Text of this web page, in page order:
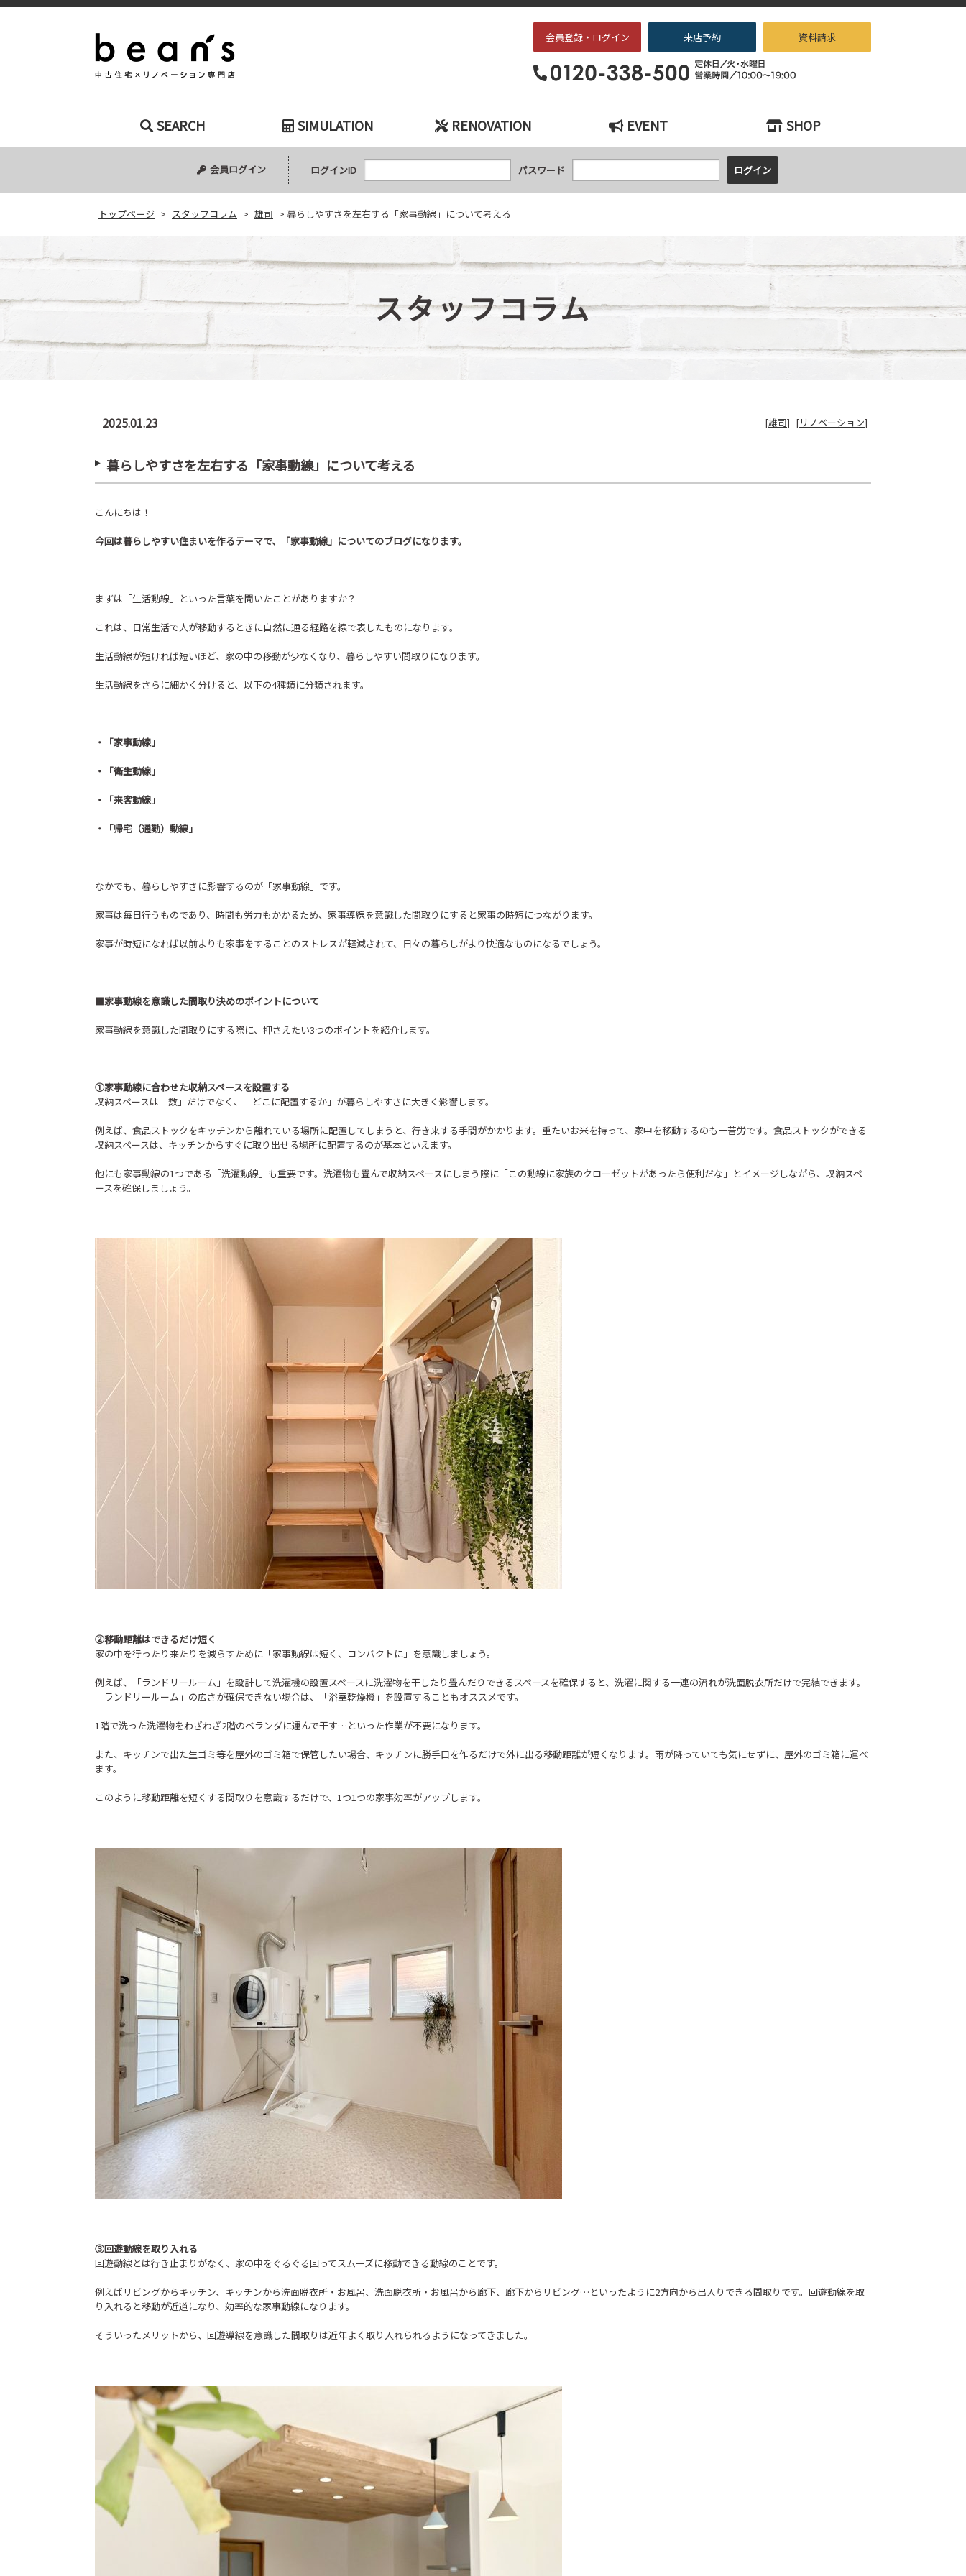
暮らしやすさを左右する「家事動線」について考える｜枚方・交野エリアの中古戸建て、中古マンションをお探しなら、『中古住宅×リノベーション専門店beans』へ
会員登録・ログイン 来店予約 資料請求
SEARCH
中古マンション
中古一戸建て
新築一戸建て
土地
SIMULATION RENOVATION EVENT SHOP
会員ログイン ログインID パスワード
トップページ > スタッフコラム > 雄司 > 暮らしやすさを左右する「家事動線」について考える
スタッフコラム
2025.01.23 [雄司] [リノベーション]
暮らしやすさを左右する「家事動線」について考える
こんにちは！
今回は暮らしやすい住まいを作るテーマで、「家事動線」についてのブログになります。
まずは「生活動線」といった言葉を聞いたことがありますか？
これは、日常生活で人が移動するときに自然に通る経路を線で表したものになります。
生活動線が短ければ短いほど、家の中の移動が少なくなり、暮らしやすい間取りになります。
生活動線をさらに細かく分けると、以下の4種類に分類されます。
・「家事動線」
・「衛生動線」
・「来客動線」
・「帰宅（通勤）動線」
なかでも、暮らしやすさに影響するのが「家事動線」です。
家事は毎日行うものであり、時間も労力もかかるため、家事導線を意識した間取りにすると家事の時短につながります。
家事が時短になれば以前よりも家事をすることのストレスが軽減されて、日々の暮らしがより快適なものになるでしょう。
■家事動線を意識した間取り決めのポイントについて
家事動線を意識した間取りにする際に、押さえたい3つのポイントを紹介します。
➀家事動線に合わせた収納スペースを設置する
収納スペースは「数」だけでなく、「どこに配置するか」が暮らしやすさに大きく影響します。
例えば、食品ストックをキッチンから離れている場所に配置してしまうと、行き来する手間がかかります。重たいお米を持って、家中を移動するのも一苦労です。食品ストックができる
収納スペースは、キッチンからすぐに取り出せる場所に配置するのが基本といえます。
他にも家事動線の1つである「洗濯動線」も重要です。洗濯物も畳んで収納スペースにしまう際に「この動線に家族のクローゼットがあったら便利だな」とイメージしながら、収納スペ
ースを確保しましょう。
②移動距離はできるだけ短く
家の中を行ったり来たりを減らすために「家事動線は短く、コンパクトに」を意識しましょう。
例えば、「ランドリールーム」を設計して洗濯機の設置スペースに洗濯物を干したり畳んだりできるスペースを確保すると、洗濯に関する一連の流れが洗面脱衣所だけで完結できます。
「ランドリールーム」の広さが確保できない場合は、「浴室乾燥機」を設置することもオススメです。
1階で洗った洗濯物をわざわざ2階のベランダに運んで干す…といった作業が不要になります。
また、キッチンで出た生ゴミ等を屋外のゴミ箱で保管したい場合、キッチンに勝手口を作るだけで外に出る移動距離が短くなります。雨が降っていても気にせずに、屋外のゴミ箱に運べ
ます。
このように移動距離を短くする間取りを意識するだけで、1つ1つの家事効率がアップします。
③回遊動線を取り入れる
回遊動線とは行き止まりがなく、家の中をぐるぐる回ってスムーズに移動できる動線のことです。
例えばリビングからキッチン、キッチンから洗面脱衣所・お風呂、洗面脱衣所・お風呂から廊下、廊下からリビング…といったように2方向から出入りできる間取りです。回遊動線を取
り入れると移動が近道になり、効率的な家事動線になります。
そういったメリットから、回遊導線を意識した間取りは近年よく取り入れられるようになってきました。